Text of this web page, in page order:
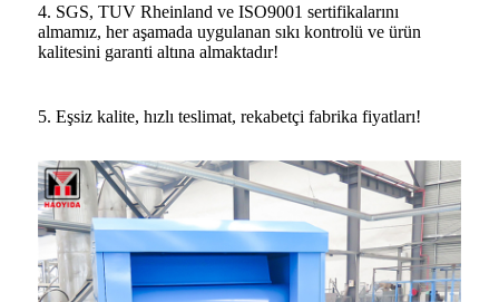
4. SGS, TUV Rheinland ve ISO9001 sertifikalarını
almamız, her aşamada uygulanan sıkı kontrolü ve ürün
kalitesini garanti altına almaktadır!
5. Eşsiz kalite, hızlı teslimat, rekabetçi fabrika fiyatları!